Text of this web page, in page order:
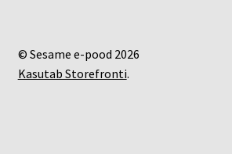
© Sesame e-pood 2026
Kasutab Storefronti.